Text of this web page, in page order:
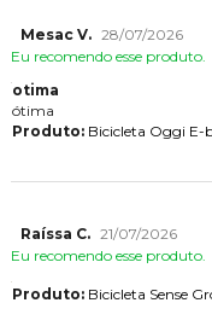
Mesac V. 28/07/2026
Eu recomendo esse produto.
otima
ótima
Produto:Bicicleta Oggi E-
Raíssa C. 21/07/2026
Eu recomendo esse produto.
Produto:Bicicleta Sense